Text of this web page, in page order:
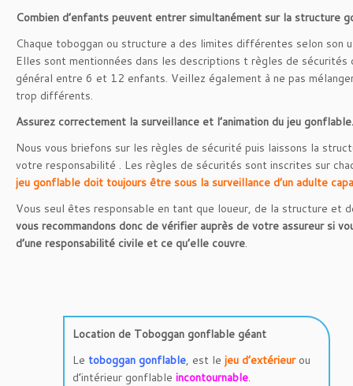
Combien d’enfants peuvent entrer simultanément sur la structure
Chaque toboggan ou structure a des limites différentes selon son
Elles sont mentionnées dans les descriptions t règles de sécurités
général entre 6 et 12 enfants. Veillez également à ne pas
trop différents.
Assurez correctement la surveillance et l’animation du jeu gonflable.
Nous vous briefons sur les règles de sécurité puis laissons la
votre responsabilité . Les règles de sécurités sont inscrites sur
jeu gonflable doit toujours être sous la surveillance d’un adulte
Vous seul êtes responsable en tant que loueur, de la structure et
vous recommandons donc de vérifier auprès de votre assureur si
d’une responsabilité civile et ce qu’elle couvre.
Location de Toboggan gonflable géant
Le toboggan gonflable, est le jeu d’extérieurou
d’intérieur gonflable incontournable.